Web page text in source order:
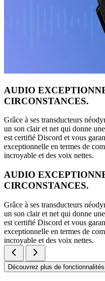
AUDIO
CIRCONSTANCES.
Grâce à ses transducteurs
un son clair et net qui donne
est certifié Discord et vous
exceptionnelle en termes de
incroyable et des voix nettes.
AUDIO
CIRCONSTANCES.
Grâce à ses transducteurs
un son clair et net qui donne
est certifié Discord et vous
exceptionnelle en termes de
incroyable et des voix nettes.
Découvrez plus de fonctionnalités